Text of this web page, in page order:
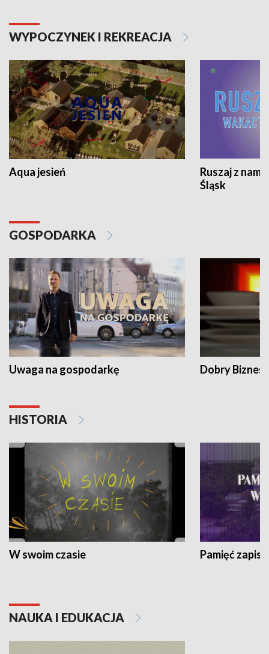
WYPOCZYNEK I REKREACJA
Aqua jesień
Ruszaj z
Śląsk
GOSPODARKA
Uwaga na gospodarkę Dobry Biznes
HISTORIA
W swoim czasie Pamięć
NAUKA I EDUKACJA